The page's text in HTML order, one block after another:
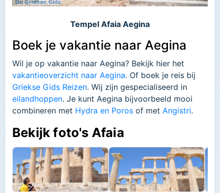
Tempel Afaia Aegina
Boek je vakantie naar Aegina
Wil je op vakantie naar Aegina? Bekijk hier het
vakantieoverzicht naar Aegina. Of boek je reis bij
Griekse Gids Reizen. Wij zijn gespecialiseerd in
eilandhoppen. Je kunt Aegina bijvoorbeeld mooi
combineren met Hydra en Poros of met Angistri.
Bekijk foto's Afaia